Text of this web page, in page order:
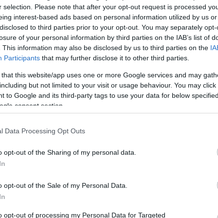
selection. Please note that after your opt-out request is processed
interest-based ads based on personal information utilized by us
to third parties prior to your opt-out. You may separately
of your personal information by third parties on the IAB’s list of
This information may also be disclosed by us to third parties on the
Participants that may further disclose it to other third parties.
that this website/app uses one or more Google services and may
but not limited to your visit or usage behaviour. You may
to Google and its third-party tags to use your data for below
consent section.
Data Processing Opt Outs
opt-out of the Sharing of my personal data.
opt-out of the Sale of my Personal Data.
opt-out of processing my Personal Data for Targeted
rongyosra hallgattuk Illyés Kinga Lírai
ki-ki amit tudott belőle. Aztán "kitágult a világ",
aki elnyomtákSzilágyi Domokost